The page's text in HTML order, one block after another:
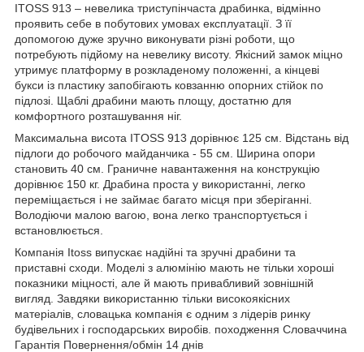
ITOSS 913 – невелика триступінчаста драбинка, відмінно
проявить себе в побутових умовах експлуатації. З її
допомогою дуже зручно виконувати різні роботи, що
потребують підйому на невелику висоту. Якісний замок міцно
утримує платформу в розкладеному положенні, а кінцеві
букси із пластику запобігають ковзанню опорних стійок по
підлозі. Щаблі драбини мають площу, достатню для
комфортного розташування ніг.
Максимальна висота ITOSS 913 дорівнює 125 см. Відстань від
підлоги до робочого майданчика - 55 см. Ширина опори
становить 40 см. Граничне навантаження на конструкцію
дорівнює 150 кг. Драбина проста у використанні, легко
переміщається і не займає багато місця при зберіганні.
Володіючи малою вагою, вона легко транспортується і
встановлюється.
Компанія Itoss випускає надійні та зручні драбини та
приставні сходи. Моделі з алюмінію мають не тільки хороші
показники міцності, але й мають привабливий зовнішній
вигляд. Завдяки використанню тільки високоякісних
матеріалів, словацька компанія є одним з лідерів ринку
будівельних і господарських виробів. походження Словаччина
Гарантія Повернення/обмін 14 днів